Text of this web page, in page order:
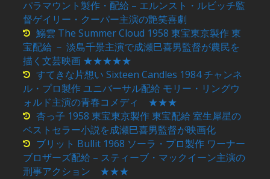
パラマウント製作・配給 – エルンスト・ルビッチ監
督ゲイリー・クーパー主演の艶笑喜劇
鰯雲 The Summer Cloud 1958 東宝東京製作 東
宝配給 － 淡島千景主演で成瀬巳喜男監督が農民を
描く文芸映画 ★★★★★
すてきな片想い Sixteen Candles 1984 チャンネ
ル・プロ製作 ユニバーサル配給 モリー・リングウ
ォルド主演の青春コメディ ★★★
杏っ子 1958 東宝東京製作 東宝配給 室生犀星の
ベストセラー小説を成瀬巳喜男監督が映画化
ブリット Bullit 1968 ソーラ・プロ製作 ワーナー
ブロザーズ配給 – スティーブ・マックイーン主演の
刑事アクション ★★★